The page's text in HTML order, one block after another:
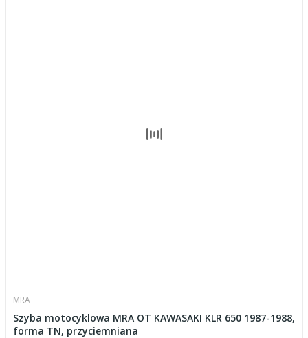
MRA
Szyba motocyklowa MRA OT KAWASAKI KLR 650 1987-1988,
forma TN, przyciemniana